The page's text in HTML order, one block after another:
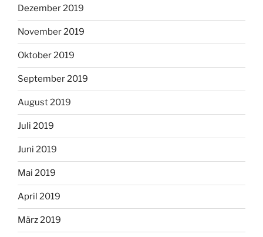
Dezember 2019
November 2019
Oktober 2019
September 2019
August 2019
Juli 2019
Juni 2019
Mai 2019
April 2019
März 2019